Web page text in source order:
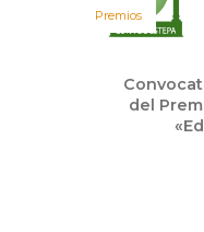
Premios
del